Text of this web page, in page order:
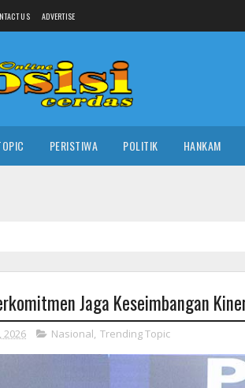
US ADVERTISE
PERISTIWA POLITIK HANKAM
Jaga Keseimbangan
2026 Nasional, Trending Topic